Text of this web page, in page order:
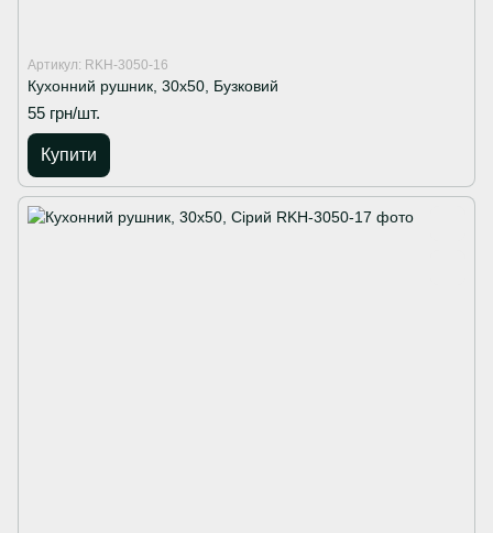
Артикул: RKH-3050-16
Кухонний рушник, 30х50, Бузковий
55 грн/шт.
Купити